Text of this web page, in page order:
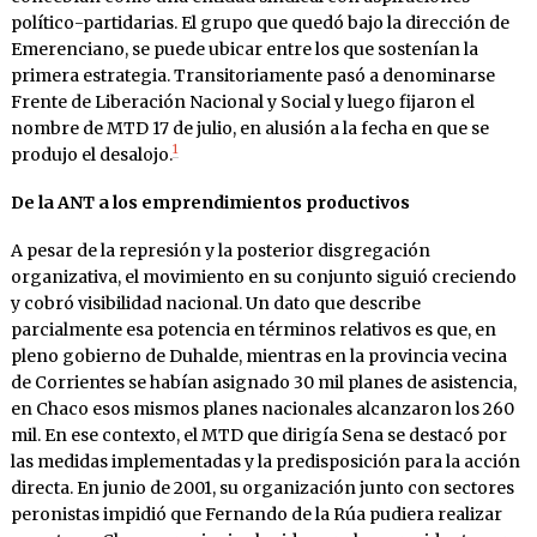
político-partidarias. El grupo que quedó bajo la dirección de
Emerenciano, se puede ubicar entre los que sostenían la
primera estrategia. Transitoriamente pasó a denominarse
Frente de Liberación Nacional y Social y luego fijaron el
nombre de MTD 17 de julio, en alusión a la fecha en que se
produjo el desalojo.1
De la ANT a los emprendimientos productivos
A pesar de la represión y la posterior disgregación
organizativa, el movimiento en su conjunto siguió creciendo
y cobró visibilidad nacional. Un dato que describe
parcialmente esa potencia en términos relativos es que, en
pleno gobierno de Duhalde, mientras en la provincia vecina
de Corrientes se habían asignado 30 mil planes de asistencia,
en Chaco esos mismos planes nacionales alcanzaron los 260
mil. En ese contexto, el MTD que dirigía Sena se destacó por
las medidas implementadas y la predisposición para la acción
directa. En junio de 2001, su organización junto con sectores
peronistas impidió que Fernando de la Rúa pudiera realizar